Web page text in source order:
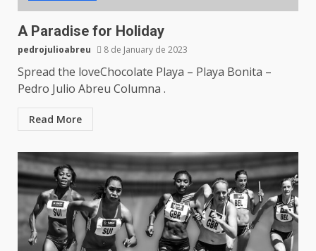
A Paradise for Holiday
pedrojulioabreu 8 de January de 2023
Spread the loveChocolate Playa – Playa Bonita –
Pedro Julio Abreu Columna .
Read More